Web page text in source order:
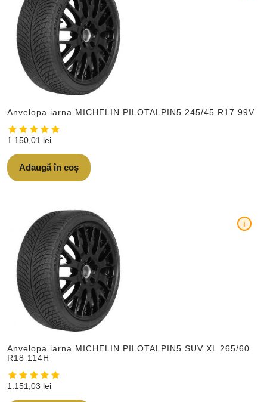
Anvelopa iarna MICHELIN PILOTALPIN5 245/45 R17 99V
1.150,01 lei
Adaugă în coș
Anvelopa iarna MICHELIN PILOTALPIN5 SUV XL 265/60
R18 114H
i
1.151,03 lei